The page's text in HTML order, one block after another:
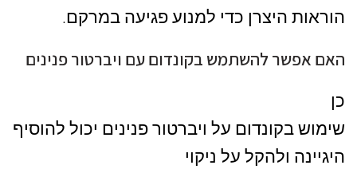
הוראות היצרן כדי למנוע פגיעה במרקם.
האם אפשר להשתמש בקונדום עם ויברטור פנינים
כן
שימוש בקונדום על ויברטור פנינים יכול להוסיף
היגיינה ולהקל על ניקוי